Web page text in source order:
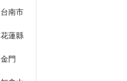
台南市
花蓮縣
金門